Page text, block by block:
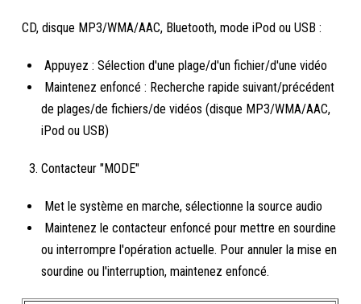
CD, disque MP3/WMA/AAC, Bluetooth, mode iPod ou USB :
Appuyez : Sélection d'une plage/d'un fichier/d'une vidéo
Maintenez enfoncé : Recherche rapide suivant/précédent
de plages/de fichiers/de vidéos (disque MP3/WMA/AAC,
iPod ou USB)
Contacteur "MODE"
Met le système en marche, sélectionne la source audio
Maintenez le contacteur enfoncé pour mettre en sourdine
ou interrompre l'opération actuelle. Pour annuler la mise en
sourdine ou l'interruption, maintenez enfoncé.